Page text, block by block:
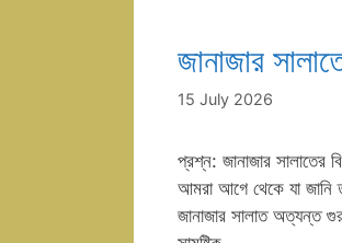
জানাজার
15 July 2026
প্রশ্ন: জানাজার
আমরা আগে থেকে যা
জানাজার সালাত অত্যন্ত